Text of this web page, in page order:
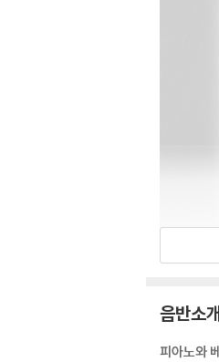
음반소개
피아노와